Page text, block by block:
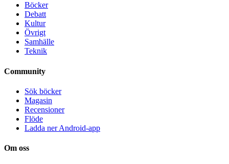
Böcker
Debatt
Kultur
Övrigt
Samhälle
Teknik
Community
Sök böcker
Magasin
Recensioner
Flöde
Ladda ner Android-app
Om oss